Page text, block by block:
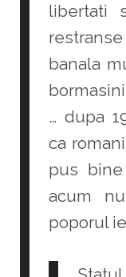
libertati
banala
… dupa
ca
pus
acum
poporul